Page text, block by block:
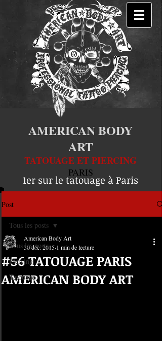
AMERICAN BODY
ART
TATOUAGE ET PIERCING
PARIS
1er sur le tatouage à Paris
Post
Tous les posts
Piercing
Tatouage
Tous les posts
#56 TATOUAGE PARIS
AMERICAN BODY ART
American Body Art
30 déc. 2015 1 min de lecture